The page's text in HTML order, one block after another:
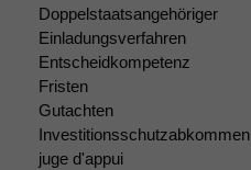
Doppelstaatsangehöriger
Einladungsverfahren
Entscheidkompetenz
Fristen
Gutachten
Investitionsschutzabkommen
juge d'appui